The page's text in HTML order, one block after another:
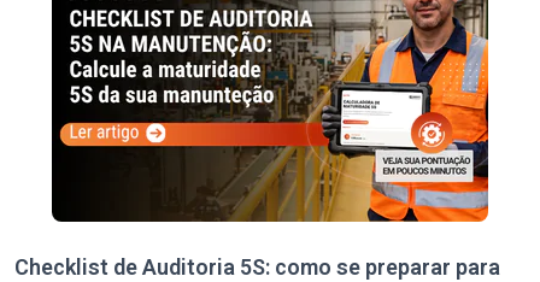
Checklist de Auditoria 5S: como se preparar para